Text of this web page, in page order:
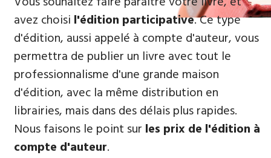
avez choisi l'édition participative. Ce type
d'édition, aussi appelé à compte d'auteur, vous
permettra de publier un livre avec tout le
professionnalisme d'une grande maison
d'édition, avec la même distribution en
librairies, mais dans des délais plus rapides.
Nous faisons le point sur les prix de l'édition à
compte d'auteur.